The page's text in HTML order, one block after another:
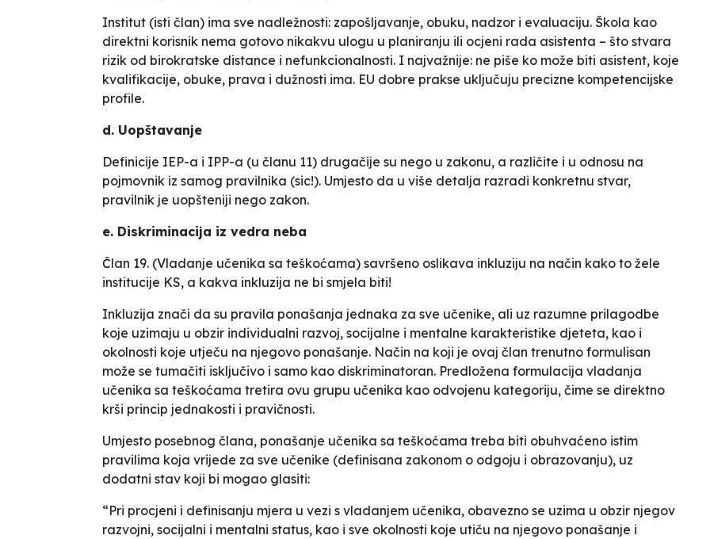
Institut (isti član) ima sve nadležnosti: zapošljavanje, obuku, nadzor i evaluaciju. Škola kao
direktni korisnik nema gotovo nikakvu ulogu u planiranju ili ocjeni rada asistenta – što stvara
rizik od birokratske distance i nefunkcionalnosti. I najvažnije: ne piše ko može biti asistent, koje
kvalifikacije, obuke, prava i dužnosti ima. EU dobre prakse uključuju precizne kompetencijske
profile.
d. Uopštavanje
Definicije IEP-a i IPP-a (u članu 11) drugačije su nego u zakonu, a različite i u odnosu na
pojmovnik iz samog pravilnika (sic!). Umjesto da u više detalja razradi konkretnu stvar,
pravilnik je uopšteniji nego zakon.
e. Diskriminacija iz vedra neba
Član 19. (Vladanje učenika sa teškoćama) savršeno oslikava inkluziju na način kako to žele
institucije KS, a kakva inkluzija ne bi smjela biti!
Inkluzija znači da su pravila ponašanja jednaka za sve učenike, ali uz razumne prilagodbe
koje uzimaju u obzir individualni razvoj, socijalne i mentalne karakteristike djeteta, kao i
okolnosti koje utječu na njegovo ponašanje. Način na koji je ovaj član trenutno formulisan
može se tumačiti isključivo i samo kao diskriminatoran. Predložena formulacija vladanja
učenika sa teškoćama tretira ovu grupu učenika kao odvojenu kategoriju, čime se direktno
krši princip jednakosti i pravičnosti.
Umjesto posebnog člana, ponašanje učenika sa teškoćama treba biti obuhvaćeno istim
pravilima koja vrijede za sve učenike (definisana zakonom o odgoju i obrazovanju), uz
dodatni stav koji bi mogao glasiti:
“Pri procjeni i definisanju mjera u vezi s vladanjem učenika, obavezno se uzima u obzir njegov
razvojni, socijalni i mentalni status, kao i sve okolnosti koje utiču na njegovo ponašanje i